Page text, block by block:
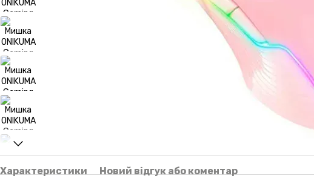
Характеристики Новий відгук або коментар